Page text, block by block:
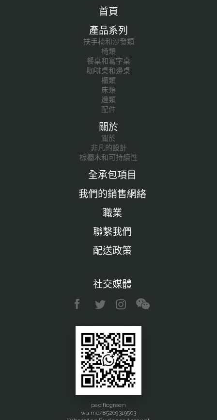
首頁
產品系列
扶手椅和沙發類
椅類
餐桌和寫字桌
咖啡桌和邊桌
櫃類
床類
燈類
配件
關於
關於
非凡的設計
棕櫚木和可持續性
全承包項目
我們的銷售網絡
職業
聯繫我們
配送政策
社交媒體
pacificgreen
wa.me/85269319503